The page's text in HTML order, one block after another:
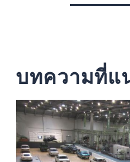
บทความที่แ